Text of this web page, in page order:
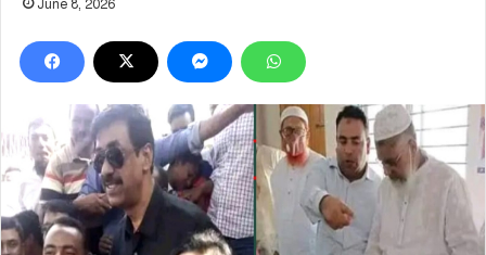
June 8, 2026